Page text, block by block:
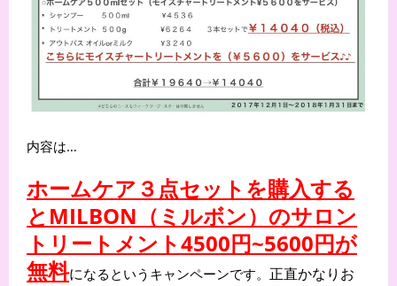
内容は…
ホームケア３点セットを購入する
とMILBON（ミルボン）のサロン
トリートメント4500円~5600円が
無料になるというキャンペーンです。 正直かなりお